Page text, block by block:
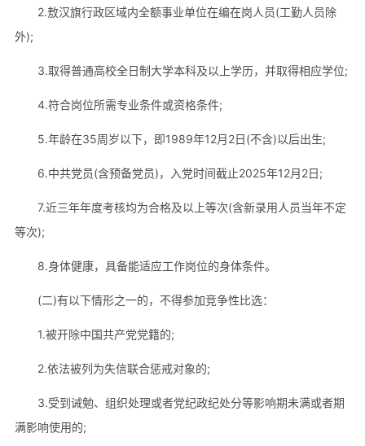
2.敖汉旗行政区域内全额事业单位在编在岗人员(工勤人员除
外);
3.取得普通高校全日制大学本科及以上学历，并取得相应学位;
4.符合岗位所需专业条件或资格条件;
5.年龄在35周岁以下，即1989年12月2日(不含)以后出生;
6.中共党员(含预备党员)，入党时间截止2025年12月2日;
7.近三年年度考核均为合格及以上等次(含新录用人员当年不定
等次);
8.身体健康，具备能适应工作岗位的身体条件。
(二)有以下情形之一的，不得参加竞争性比选：
1.被开除中国共产党党籍的;
2.依法被列为失信联合惩戒对象的;
3.受到诫勉、组织处理或者党纪政纪处分等影响期未满或者期
满影响使用的;